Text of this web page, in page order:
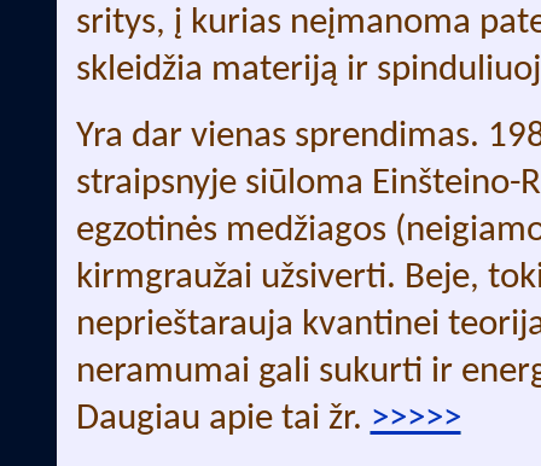
sritys, į kurias neįmanoma
skleidžia materiją ir
Yra dar vienas sprendimas.
straipsnyje siūloma Einšteino-
egzotinės medžiagos
kirmgraužai užsiverti. Beje,
neprieštarauja kvantinei
neramumai gali sukurti ir
Daugiau apie tai žr. >>>>>